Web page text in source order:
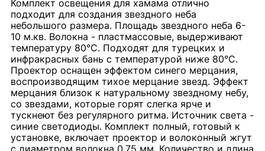
Комплект освещения для хамама отлично
подходит для создания звездного неба
небольшого размера. Площадь звездного неба 6-
10 м.кв. Волокна - пластмассовые, выдерживают
температуру 80°C. Подходят для турецких и
инфракрасных бань с температурой ниже 80°C.
Проектор оснащен эффектом синего мерцания,
воспроизводящим тихое мерцание звезд. Эффект
мерцания близок к натуральному звездному небу,
со звездами, которые горят слегка ярче и
тускнеют без регулярного ритма. Источник света -
синие светодиоды. Комплект полный, готовый к
установке, включает проектор и волоконный жгут
с диаметром волокна 0,75 мм. Количество и длина